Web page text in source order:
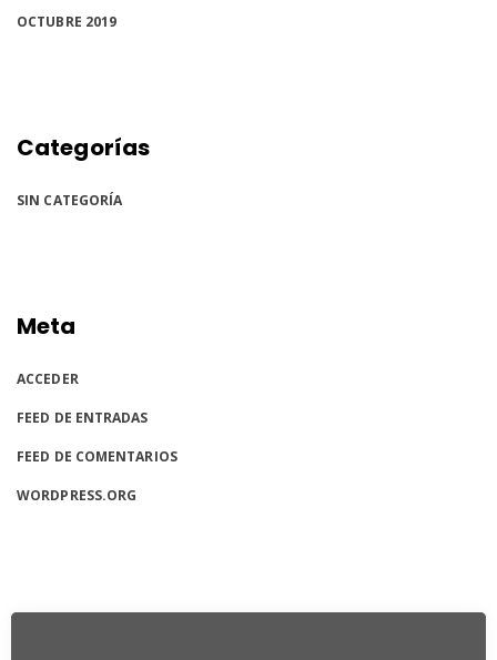
OCTUBRE 2019
Categorías
SIN CATEGORÍA
Meta
ACCEDER
FEED DE ENTRADAS
FEED DE COMENTARIOS
WORDPRESS.ORG